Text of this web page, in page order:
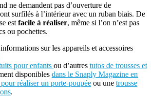
ne demandent pas d’ouverture de
surfilés à l’intérieur avec un ruban biais. De
est facile à réaliser, même si l’on n’est pas
ou pochettes.
sur les appareils et accessoires
pour enfants ou d’autres tutos de trousses et
disponibles dans le Snaply Magazine en
réaliser un porte-poupée ou une trousse
.